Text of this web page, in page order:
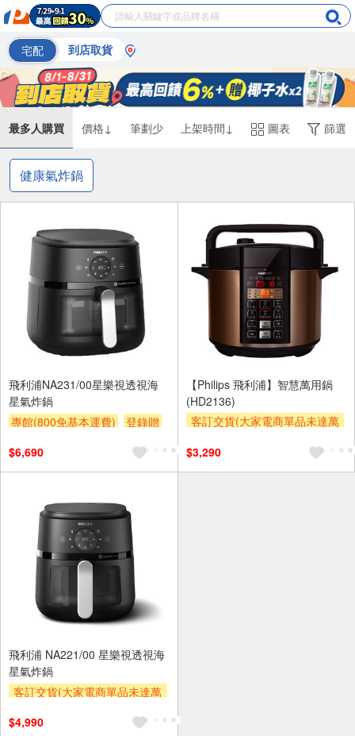
宅配 到店取貨
最多人購買 價格↓ 筆劃少 上架時間↓ 圖表 篩選
健康氣炸鍋
飛利浦NA231/00星樂視透視海
星氣炸鍋
專館(800免基本運費)
登錄贈
$6,690
【Philips 飛利浦】智慧萬用鍋
(HD2136)
客訂交貨(大家電商單品未達萬
區費另計,實際收費以專人聯絡
報價為主)
$3,290
飛利浦 NA221/00 星樂視透視海
星氣炸鍋
客訂交貨(大家電商單品未達萬
區費另計,實際收費以專人聯絡
$4,990